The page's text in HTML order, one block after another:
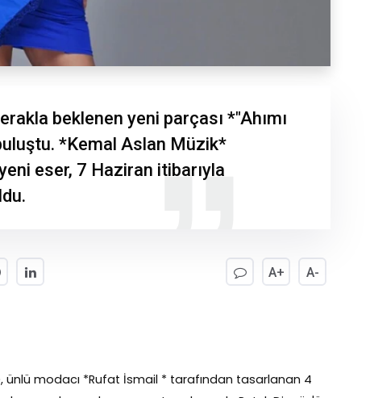
beklenen yeni parçası *"Ahımı
*Kemal Aslan Müzik*
eser, 7 Haziran itibarıyla
A+ A-
ünlü modacı *Rufat İsmail * tarafından tasarlanan 4